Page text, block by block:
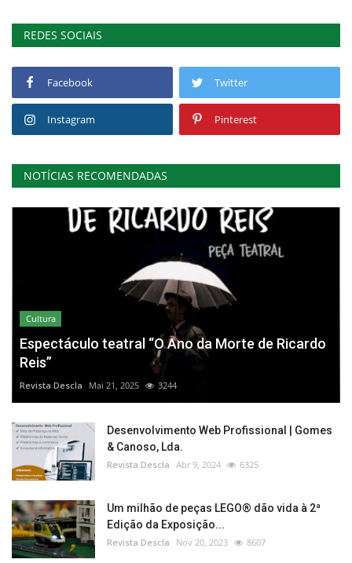
REDES SOCIAIS
Facebook Twitter
Instagram Pinterest
NOTÍCIAS RECOMENDADAS
Cultura
Espectáculo teatral “O Ano da Morte de Ricardo
Reis”
Revista Descla Mai 21, 2025 3244
Desenvolvimento Web Profissional | Gomes
& Canoso, Lda.
Revista Descla Abr 9, 2024 6325
Um milhão de peças LEGO® dão vida à 2ª
Edição da Exposição...
Revista Descla Nov 20, 2023 8607